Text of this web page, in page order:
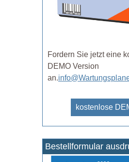
Fordern Sie jetzt eine
DEMO Version
an.
kostenlose
Bestellformular